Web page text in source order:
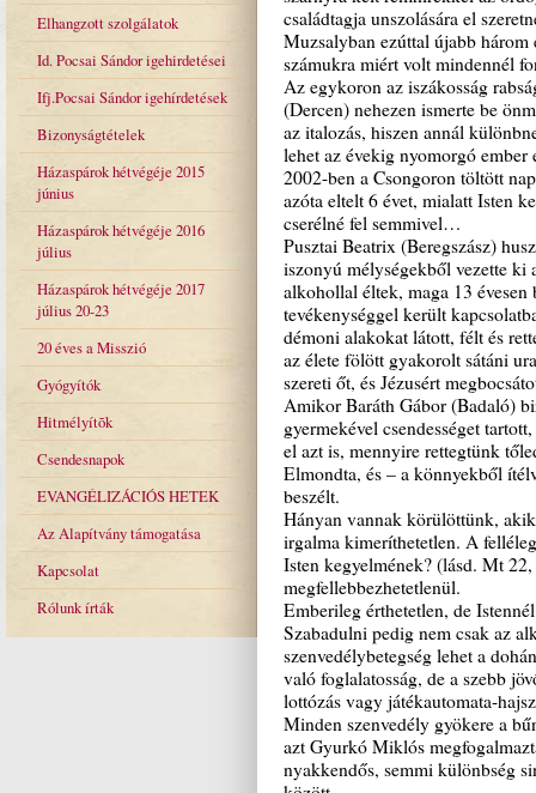
Elhangzott szolgálatok
Id. Pocsai Sándor igehirdetései
Ifj.Pocsai Sándor igehírdetések
Bizonyságtételek
Házaspárok hétvégéje 2015
június
Házaspárok hétvégéje 2016
július
Házaspárok hétvégéje 2017
július 20-23
20 éves a Misszió
Gyógyítók
Hitmélyítõk
Csendesnapok
EVANGÉLIZÁCIÓS HETEK
Az Alapítvány támogatása
Kapcsolat
Rólunk írták
családtagja unszolására el
Muzsalyban ezúttal újabb
számukra miért volt mindennél
Az egykoron az iszákosság
(Dercen) nehezen ismerte be
az italozás, hiszen annál
lehet az évekig nyomorgó
2002-ben a Csongoron töltött
azóta eltelt 6 évet, mialatt Isten
cserélné fel semmivel…
Pusztai Beatrix (Beregszász)
iszonyú mélységekből vezette ki
alkohollal éltek, maga 13
tevékenységgel került
démoni alakokat látott, félt és
az élete fölött gyakorolt sátáni
szereti őt, és Jézusért
Amikor Baráth Gábor (Badaló)
gyermekével csendességet
el azt is, mennyire rettegtünk
Elmondta, és – a könnyekből
beszélt.
Hányan vannak körülöttünk,
irgalma kimeríthetetlen. A
Isten kegyelmének? (lásd. Mt
megfellebbezhetetlenül.
Emberileg érthetetlen, de
Szabadulni pedig nem csak az
szenvedélybetegség lehet a
való foglalatosság, de a szebb
lottózás vagy játékautomata-
Minden szenvedély gyökere a
azt Gyurkó Miklós
nyakkendős, semmi különbség